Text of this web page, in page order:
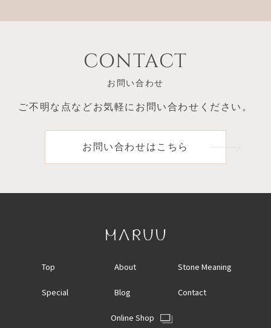
CONTACT
お問い合わせ
ご不明な点などお気軽にお問い合わせください。
お問い合わせはこちら
Top About Stone Meaning
Special Blog Contact
Online Shop